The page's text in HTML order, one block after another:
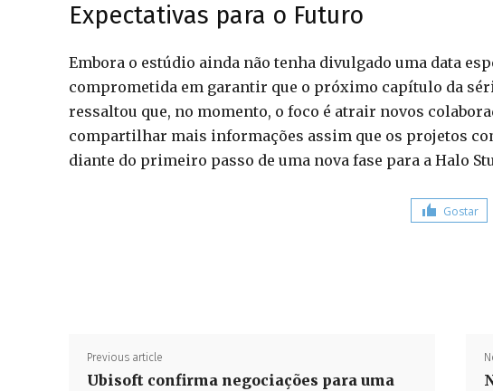
Expectativas para o Futuro
Embora o estúdio ainda não tenha divulgado uma data
comprometida em garantir que o próximo capítulo da
ressaltou que, no momento, o foco é atrair novos
compartilhar mais informações assim que os projetos
diante do primeiro passo de uma nova fase para a Halo
Gostar
Previous article
Ubisoft confirma negociações para uma